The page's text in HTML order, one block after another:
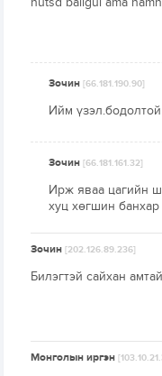
Зочин[66.181.190.90]
Ийм
Зочин[66.181.161.32]
Ирж яваа цагийн
хуц хөгшин банхар
Зочин[202.126.89.236]
Билэгтэй сайхан
Монголын иргэн